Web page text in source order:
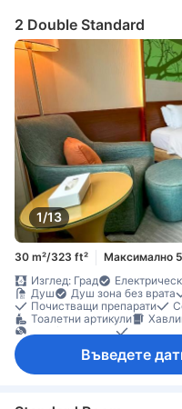
2 Double Standard
1/13
30 m²/323 ft² Максимално
Изглед: Град
Душ
Душ зона без врата
Почистващи препарати
Тоалетни артикули
ЛАН Интернет достъп
Въведете